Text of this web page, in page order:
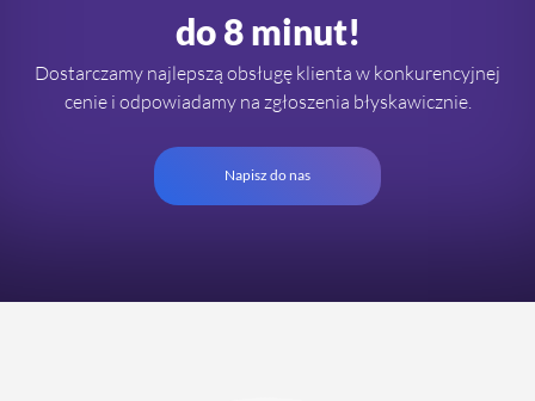
do 8 minut!
Dostarczamy najlepszą obsługę klienta w konkurencyjnej
cenie i odpowiadamy na zgłoszenia błyskawicznie.
Napisz do nas